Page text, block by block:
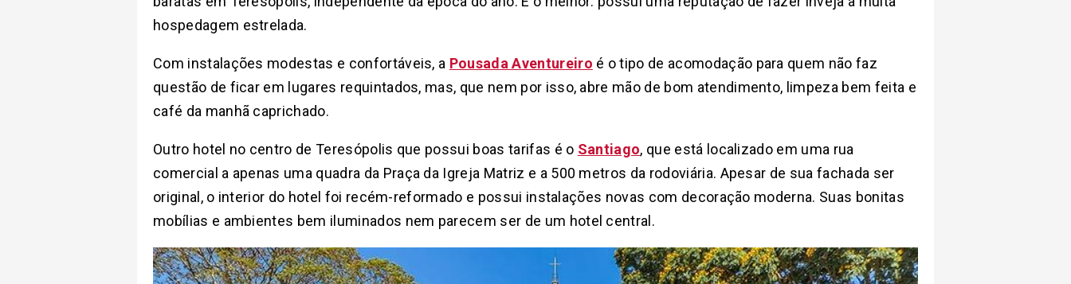
hospedagem estrelada.
Com instalações modestas e confortáveis, a Pousada Aventureiro é o tipo de acomodação para quem não faz
questão de ficar em lugares requintados, mas, que nem por isso, abre mão de bom atendimento, limpeza bem feita e
café da manhã caprichado.
Outro hotel no centro de Teresópolis que possui boas tarifas é o Santiago, que está localizado em uma rua
comercial a apenas uma quadra da Praça da Igreja Matriz e a 500 metros da rodoviária. Apesar de sua fachada ser
original, o interior do hotel foi recém-reformado e possui instalações novas com decoração moderna. Suas bonitas
mobílias e ambientes bem iluminados nem parecem ser de um hotel central.